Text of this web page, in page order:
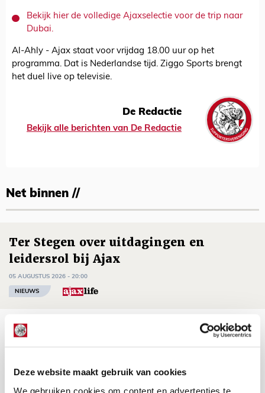
Deze website maakt gebruik van cookies
We gebruiken cookies om content en advertenties te
Bekijk hier de volledige Ajaxselectie voor de trip naar
Dubai.
Al-Ahly - Ajax staat voor vrijdag 18.00 uur op het
programma. Dat is Nederlandse tijd. Ziggo Sports brengt
het duel live op televisie.
De Redactie
Bekijk alle berichten van De Redactie
Net binnen //
Ter Stegen over uitdagingen en
leidersrol bij Ajax
05 AUGUSTUS 2026 - 20:00
NIEUWS
Míchels elf: zie jij al rol voor
aanwinsten in thuisduel met